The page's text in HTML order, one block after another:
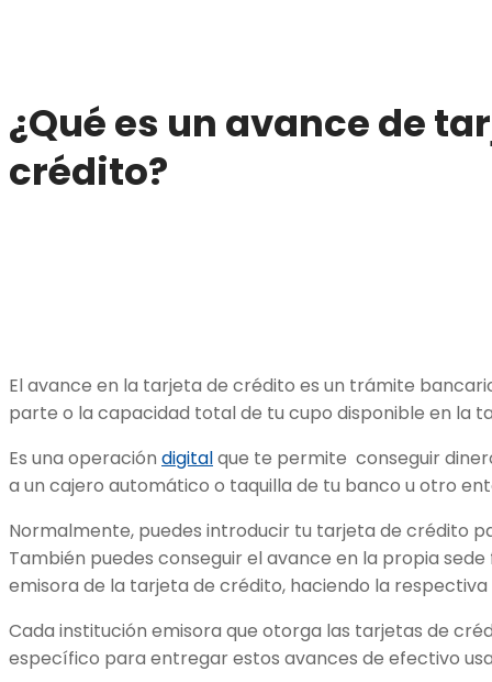
¿Qué es un avance de
crédito?
El avance en la tarjeta de crédito es un trámite
parte o la capacidad total de tu cupo disponible en la
Es una operación digitalque te permite conseguir
a un cajero automático o taquilla de tu banco u otro
Normalmente, puedes introducir tu tarjeta de crédito
También puedes conseguir el avance en la propia
emisora de la tarjeta de crédito, haciendo la
Cada institución emisora que otorga las tarjetas de
específico para entregar estos avances de efectivo